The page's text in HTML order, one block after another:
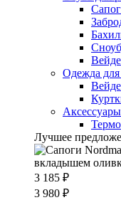
Одежда
Лучшее
3 185 ₽
3 980 ₽